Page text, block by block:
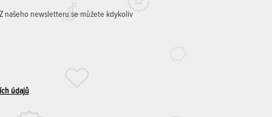
našeho newsletteru se můžete kdykoliv
údajů